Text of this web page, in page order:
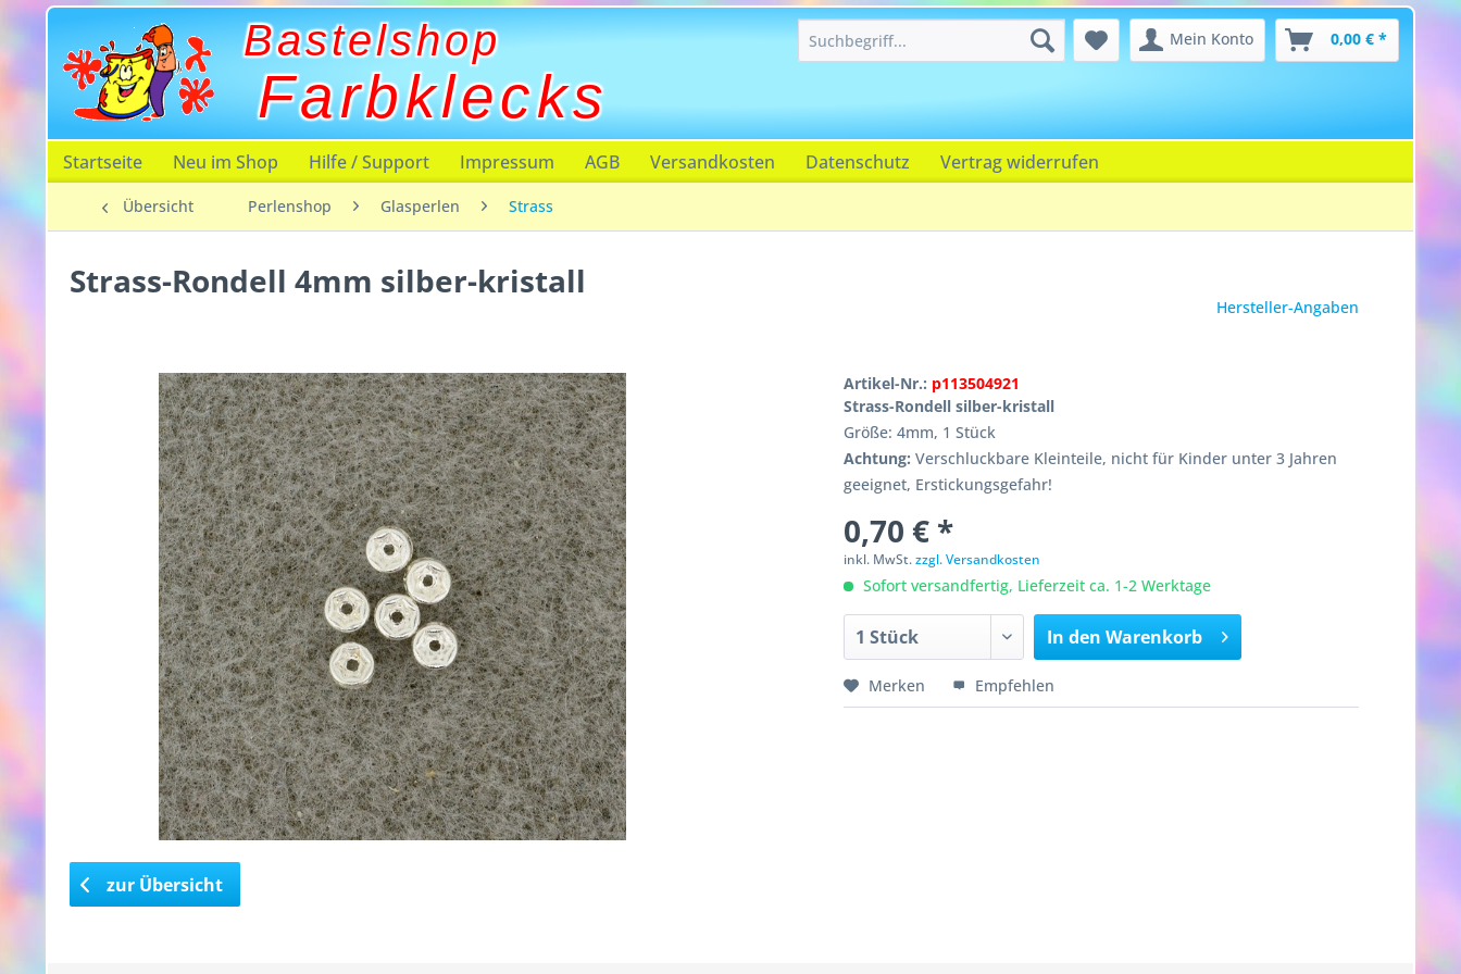
Bastelshop
Farbklecks
Mein Konto 0,00 € *
Startseite Neu im Shop Hilfe / Support Impressum AGB Versandkosten Datenschutz Vertrag widerrufen
Übersicht Perlenshop Glasperlen Strass
Strass-Rondell 4mm silber-kristall
Hersteller-Angaben
Artikel-Nr.: p113504921
Strass-Rondell silber-kristall
Größe: 4mm, 1 Stück
Achtung: Verschluckbare Kleinteile, nicht für Kinder unter 3 Jahren
geeignet, Erstickungsgefahr!
0,70 € *
inkl. MwSt.zzgl. Versandkosten
Sofort versandfertig, Lieferzeit ca. 1-2 Werktage
In den Warenkorb
Merken Empfehlen
zur Übersicht